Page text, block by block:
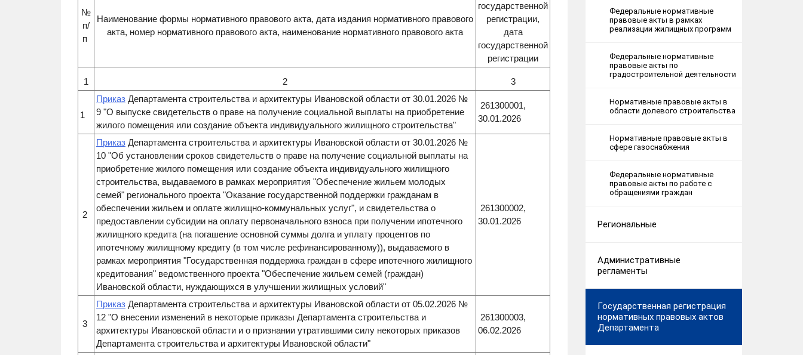
№
п/
п
Наименование формы нормативного правового акта, дата издания нормативного правового
акта, номер нормативного правового акта, наименование нормативного правового акта
государственной
регистрации,
дата
государственной
регистрации
1 2 3
1
Приказ Департамента строительства и архитектуры Ивановской области от 30.01.2026 №
9 "О выпуске свидетельств о праве на получение социальной выплаты на приобретение
жилого помещения или создание объекта индивидуального жилищного строительства"
261300001,
30.01.2026
2
Приказ Департамента строительства и архитектуры Ивановской области от 30.01.2026 №
10 "Об установлении сроков свидетельств о праве на получение социальной выплаты на
приобретение жилого помещения или создание объекта индивидуального жилищного
строительства, выдаваемого в рамках мероприятия "Обеспечение жильем молодых
семей" регионального проекта "Оказание государственной поддержки гражданам в
обеспечении жильем и оплате жилищно-коммунальных услуг", и свидетельства о
предоставлении субсидии на оплату первоначального взноса при получении ипотечного
жилищного кредита (на погашение основной суммы долга и уплату процентов по
ипотечному жилищному кредиту (в том числе рефинансированному)), выдаваемого в
рамках мероприятия "Государственная поддержка граждан в сфере ипотечного жилищного
кредитования" ведомственного проекта "Обеспечение жильем семей (граждан)
Ивановской области, нуждающихся в улучшении жилищных условий"
261300002,
30.01.2026
3
Приказ Департамента строительства и архитектуры Ивановской области от 05.02.2026 №
12 "О внесении изменений в некоторые приказы Департамента строительства и
архитектуры Ивановской области и о признании утратившими силу некоторых приказов
Департамента строительства и архитектуры Ивановской области"
261300003,
06.02.2026
Федеральные нормативные
правовые акты в рамках
реализации жилищных программ
Федеральные нормативные
правовые акты по
градостроительной деятельности
Нормативные правовые акты в
области долевого строительства
Нормативные правовые акты в
сфере газоснабжения
Федеральные нормативные
правовые акты по работе с
обращениями граждан
Региональные
Административные
регламенты
Государственная регистрация
нормативных правовых актов
Департамента